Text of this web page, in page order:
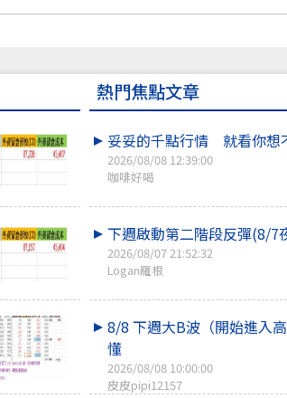
熱門焦點文章
妥妥的千點行情 就看你想
2026/08/08 12:39:00
咖啡好喝
下週啟動第二階段反彈(8/7
2026/08/07 21:52:32
Logan羅根
8/8 下週大B波（開始進入
懂
2026/08/08 10:00:00
皮皮pipi12157